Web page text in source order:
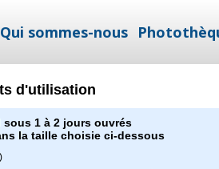
Qui sommes-nous